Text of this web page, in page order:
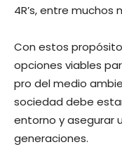
4R’s, entre muchos
Con estos
opciones viables
pro del medio
sociedad debe
entorno y asegurar
generaciones.